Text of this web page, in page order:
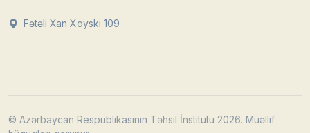
Fətəli Xan Xoyski 109
© Azərbaycan Respublikasının Təhsil İnstitutu 2026. Müəllif